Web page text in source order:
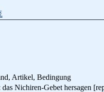
Artikel, Bedingung
Nichiren-Gebet hersagen